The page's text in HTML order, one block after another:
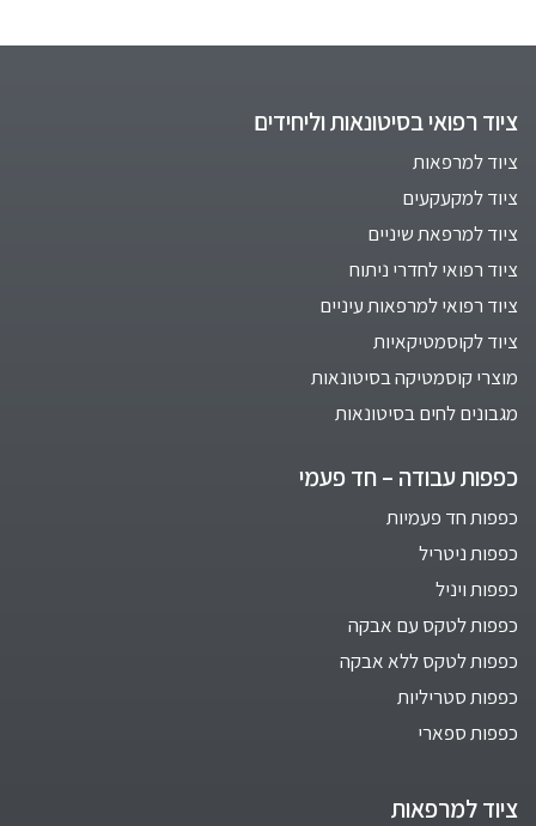
ציוד רפואי בסיטונאות וליחידים
ציוד למרפאות
ציוד למקעקעים
ציוד למרפאת שיניים
ציוד רפואי לחדרי ניתוח
ציוד רפואי למרפאות עיניים
ציוד לקוסמטיקאיות
מוצרי קוסמטיקה בסיטונאות
מגבונים לחים בסיטונאות
כפפות עבודה – חד פעמי
כפפות חד פעמיות
כפפות ניטריל
כפפות ויניל
כפפות לטקס עם אבקה
כפפות לטקס ללא אבקה
כפפות סטריליות
כפפות ספארי
ציוד למרפאות